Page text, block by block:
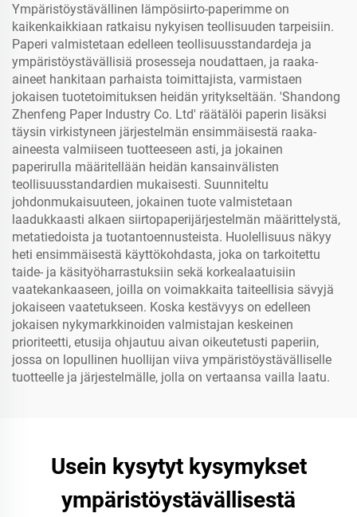
Ympäristöystävällinen lämpösiirto-paperimme on
kaikenkaikkiaan ratkaisu nykyisen teollisuuden tarpeisiin.
Paperi valmistetaan edelleen teollisuusstandardeja ja
ympäristöystävällisiä prosesseja noudattaen, ja raaka-
aineet hankitaan parhaista toimittajista, varmistaen
jokaisen tuotetoimituksen heidän yritykseltään. 'Shandong
Zhenfeng Paper Industry Co. Ltd' räätälöi paperin lisäksi
täysin virkistyneen järjestelmän ensimmäisestä raaka-
aineesta valmiiseen tuotteeseen asti, ja jokainen
paperirulla määritellään heidän kansainvälisten
teollisuusstandardien mukaisesti. Suunniteltu
johdonmukaisuuteen, jokainen tuote valmistetaan
laadukkaasti alkaen siirtopaperijärjestelmän määrittelystä,
metatiedoista ja tuotantoennusteista. Huolellisuus näkyy
heti ensimmäisestä käyttökohdasta, joka on tarkoitettu
taide- ja käsityöharrastuksiin sekä korkealaatuisiin
vaatekankaaseen, joilla on voimakkaita taiteellisia sävyjä
jokaiseen vaatetukseen. Koska kestävyys on edelleen
jokaisen nykymarkkinoiden valmistajan keskeinen
prioriteetti, etusija ohjautuu aivan oikeutetusti paperiin,
jossa on lopullinen huollijan viiva ympäristöystävälliselle
tuotteelle ja järjestelmälle, jolla on vertaansa vailla laatu.
Usein kysytyt kysymykset
ympäristöystävällisestä